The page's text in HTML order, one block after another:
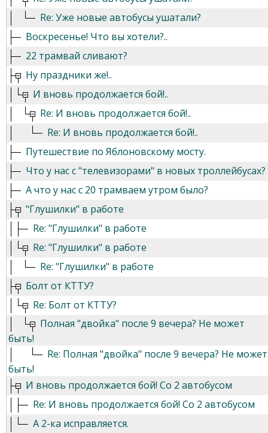
Re: Уже новые автобусы ушатали?
Воскресенье! Что вы хотели?..
22 трамвай сливают?
Ну праздники же!..
И вновь продолжается бой!..
Re: И вновь продолжается бой!..
Re: И вновь продолжается бой!..
Путешествие по Яблоновскому мосту.
Что у нас с "телевизорами" в новых троллейбусах?
А что у нас с 20 трамваем утром было?
"Глушилки" в работе
Re: "Глушилки" в работе
Re: "Глушилки" в работе
Re: "Глушилки" в работе
Болт от КТТУ?
Re: Болт от КТТУ?
Полная "двойка" после 9 вечера? Не может
быть!
Re: Полная "двойка" после 9 вечера? Не может
быть!
И вновь продолжается бой! Со 2 автобусом
Re: И вновь продолжается бой! Со 2 автобусом
А 2-ка исправляется.